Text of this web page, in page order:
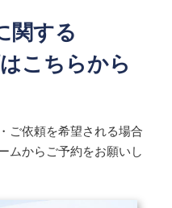
関する
こちらから
ご依頼を希望される場合
ムからご予約をお願いし